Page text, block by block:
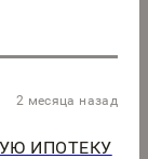
2 месяца назад
ИПОТЕКУ